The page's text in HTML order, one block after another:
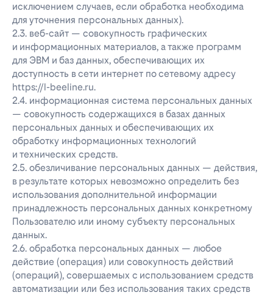
исключением случаев, если обработка необходима
для уточнения персональных данных).
2.3. веб-сайт — совокупность графических
и информационных материалов, а также программ
для ЭВМ и баз данных, обеспечивающих их
доступность в сети интернет по сетевому адресу
https://l-beeline.ru.
2.4. информационная система персональных данных
— совокупность содержащихся в базах данных
персональных данных и обеспечивающих их
обработку информационных технологий
и технических средств.
2.5. обезличивание персональных данных — действия,
в результате которых невозможно определить без
использования дополнительной информации
принадлежность персональных данных конкретному
Пользователю или иному субъекту персональных
данных.
2.6. обработка персональных данных — любое
действие (операция) или совокупность действий
(операций), совершаемых с использованием средств
автоматизации или без использования таких средств